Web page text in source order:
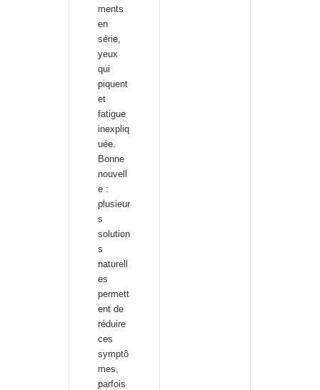
ments
en
série,
yeux
qui
piquent
et
fatigue
inexpliq
uée.
Bonne
nouvell
e :
plusieur
s
solution
s
naturell
es
permett
ent de
réduire
ces
symptô
mes,
parfois